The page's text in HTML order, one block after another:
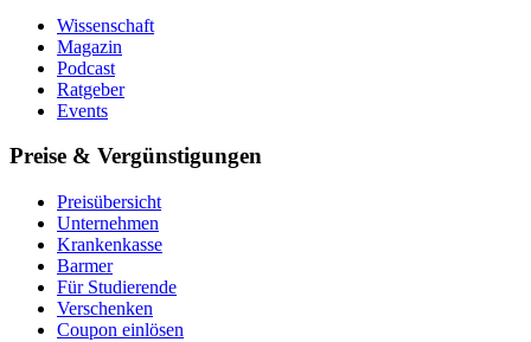
Wissenschaft
Magazin
Podcast
Ratgeber
Events
Preise & Vergünstigungen
Preisübersicht
Unternehmen
Krankenkasse
Barmer
Für Studierende
Ver­schen­ken
Coupon einlösen